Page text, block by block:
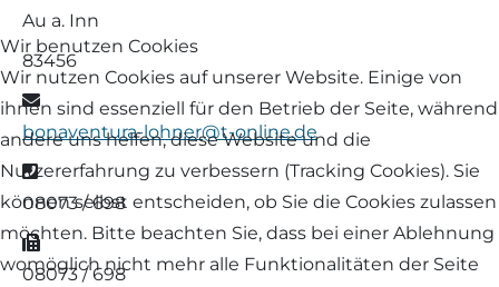
Au a. Inn
83456
E-Mail
bonaventura-lohner@t-online.de
Telefon
08073 / 698
Fax
08073 / 698
Wir benutzen Cookies
Wir nutzen Cookies auf unserer Website. Einige von
ihnen sind essenziell für den Betrieb der Seite, während
andere uns helfen, diese Website und die
Nutzererfahrung zu verbessern (Tracking Cookies). Sie
können selbst entscheiden, ob Sie die Cookies zulassen
möchten. Bitte beachten Sie, dass bei einer Ablehnung
womöglich nicht mehr alle Funktionalitäten der Seite
Futtrationsrechner
Neueinsteiger
Fachberater in Bayern
Lineare Beurteilung Zahnstellung
Erfassung der Euterreinheit
Scottish Blackface
Shetland
South Down
Soayschaf